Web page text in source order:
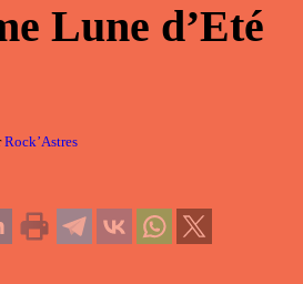
Lune d’Eté
Rock’Astres